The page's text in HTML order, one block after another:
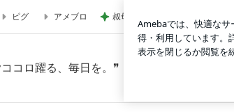
ピグ アメブロ 叔母の死を母に伝えたい妹の主張
コロ躍る、毎日を。❞